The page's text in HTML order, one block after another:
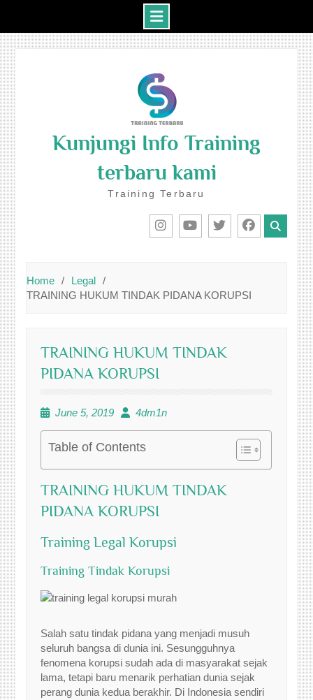
Kunjungi Info Training
terbaru kami
Training Terbaru
Home
Legal
TRAINING HUKUM TINDAK PIDANA KORUPSI
TRAINING HUKUM TINDAK
PIDANA KORUPSI
June 5, 2019 4dm1n
Table of Contents
TRAINING HUKUM TINDAK
PIDANA KORUPSI
Training Legal Korupsi
Training Tindak Korupsi
Salah satu tindak pidana yang menjadi musuh
seluruh bangsa di dunia ini. Sesungguhnya
fenomena korupsi sudah ada di masyarakat sejak
lama, tetapi baru menarik perhatian dunia sejak
perang dunia kedua berakhir. Di Indonesia sendiri